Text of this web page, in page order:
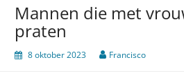
Mannen die met
praten
8 oktober 2023 Francisco